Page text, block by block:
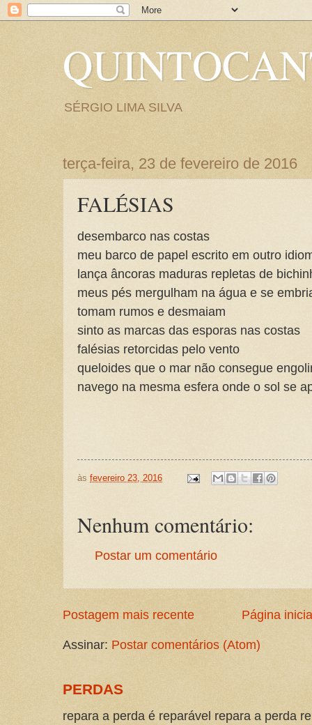
SÉRGIO LIMA SILVA
terça-feira, 23 de fevereiro de 2016
FALÉSIAS
desembarco nas costas
meu barco de papel escrito em outro
lança âncoras maduras repletas de
meus pés mergulham na água e se
tomam rumos e desmaiam
sinto as marcas das esporas nas costas
falésias retorcidas pelo vento
queloides que o mar não consegue
navego na mesma esfera onde o sol se
às fevereiro 23, 2016
Nenhum comentário:
Postar um comentário
Postagem mais recente Página
Assinar: Postar comentários (Atom)
PERDAS
repara a perda é reparável repara a perda